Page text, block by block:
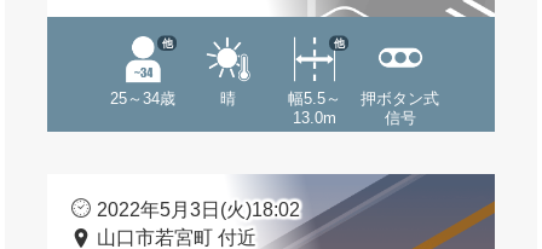
25～34歳
他
晴
幅5.5～
13.0m
他
押ボタン式
信号
2022年5月3日(火)18:02
山口市若宮町 付近